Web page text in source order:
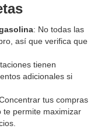
: No todas las
así que verifica que
tienen
adicionales si
tus compras
te permite maximizar